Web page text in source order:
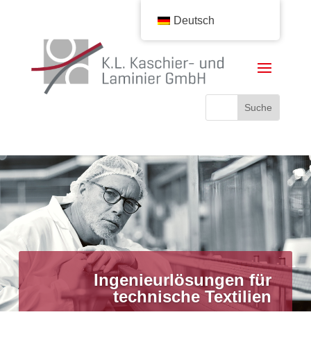
Ingenieurlösungen für
technische Textilien
Deutsch